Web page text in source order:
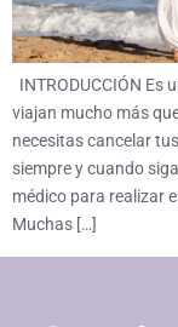
INTRODUCCIÓN Es
viajan mucho más
necesitas cancelar
siempre y cuando
médico para realizar
Muchas […]